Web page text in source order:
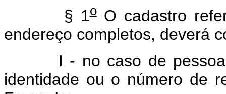
§ 1oO cadastro
endereço completos, deverá
I - no caso de pessoa
identidade ou o número de